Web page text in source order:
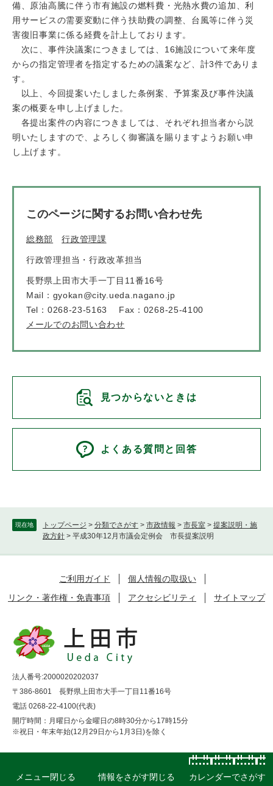
メニュー閉じる 情報をさがす閉じる カレンダーでさがす
現在地 トップページ > 分類でさがす > 市政情報 > 市長室 > 提案説明・施
政方針 > 平成30年12月市議会定例会 市長提案説明
備、原油高騰に伴う市有施設の燃料費・光熱水費の追加、利
用サービスの需要変動に伴う扶助費の調整、台風等に伴う災
害復旧事業に係る経費を計上しております。
次に、事件決議案につきましては、16施設について来年度
からの指定管理者を指定するための議案など、計3件でありま
す。
以上、今回提案いたしました条例案、予算案及び事件決議
案の概要を申し上げました。
各提出案件の内容につきましては、それぞれ担当者から説
明いたしますので、よろしく御審議を賜りますようお願い申
し上げます。
このページに関するお問い合わせ先
総務部 行政管理課
行政管理担当・行政改革担当
長野県上田市大手一丁目11番16号
Mail：gyokan@city.ueda.nagano.jp
Tel：0268-23-5163
Fax：0268-25-4100
メールでのお問い合わせ
見つからないときは
よくある質問と回答
ご利用ガイド
個人情報の取扱い
リンク・著作権・免責事項
アクセシビリティ サイトマップ
法人番号:2000020202037
〒386-8601 長野県上田市大手一丁目11番16号
電話 0268-22-4100(代表)
開庁時間：月曜日から金曜日の8時30分から17時15分
※祝日・年末年始(12月29日から1月3日)を除く
アクセス お問い合わせ